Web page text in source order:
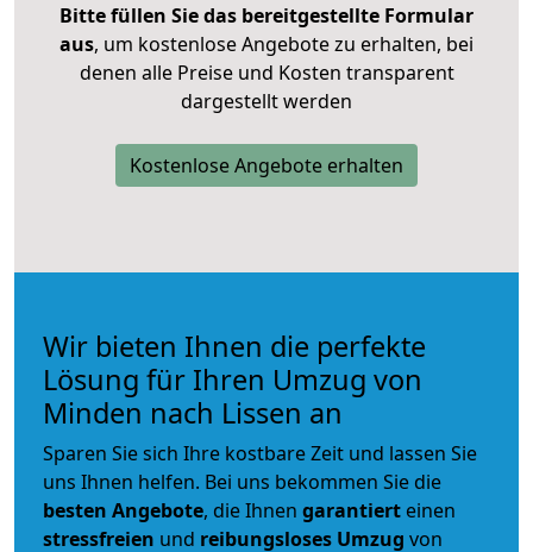
Bitte füllen Sie das bereitgestellte Formular
aus, um kostenlose Angebote zu erhalten, bei
denen alle Preise und Kosten transparent
dargestellt werden
Kostenlose Angebote erhalten
Wir bieten Ihnen die perfekte
Lösung für Ihren Umzug von
Minden nach Lissen an
Sparen Sie sich Ihre kostbare Zeit und lassen Sie
uns Ihnen helfen. Bei uns bekommen Sie die
besten Angebote, die Ihnen garantiert einen
stressfreien und reibungsloses Umzug von